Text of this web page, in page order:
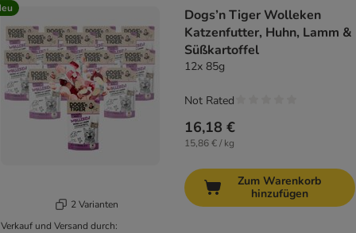
2 Varianten
Verkauf und Versand durch:
Dogs’n Tiger Wolleken
Katzenfutter, Huhn, Lamm &
Süßkartoffel
12x 85g
16,18 €
15,86 € / kg
Not Rated
Zum Warenkorb
hinzufügen